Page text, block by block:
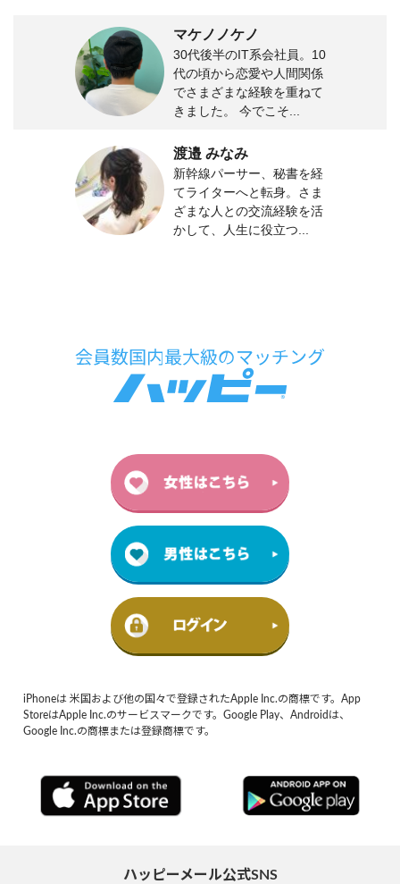
マケノノケノ
30代後半のIT系会社員。10
代の頃から恋愛や人間関係
でさまざまな経験を重ねて
きました。 今でこそ...
渡邉 みなみ
新幹線パーサー、秘書を経
てライターへと転身。さま
ざまな人との交流経験を活
かして、人生に役立つ...
iPhoneは 米国および他の国々で登録されたApple Inc.の商標です。App
StoreはApple Inc.のサービスマークです。Google Play、Androidは、
Google Inc.の商標または登録商標です。
ハッピーメール公式SNS